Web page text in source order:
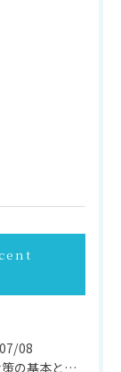
08
熱中症対策の基本と現場で実践できる効果的な方法